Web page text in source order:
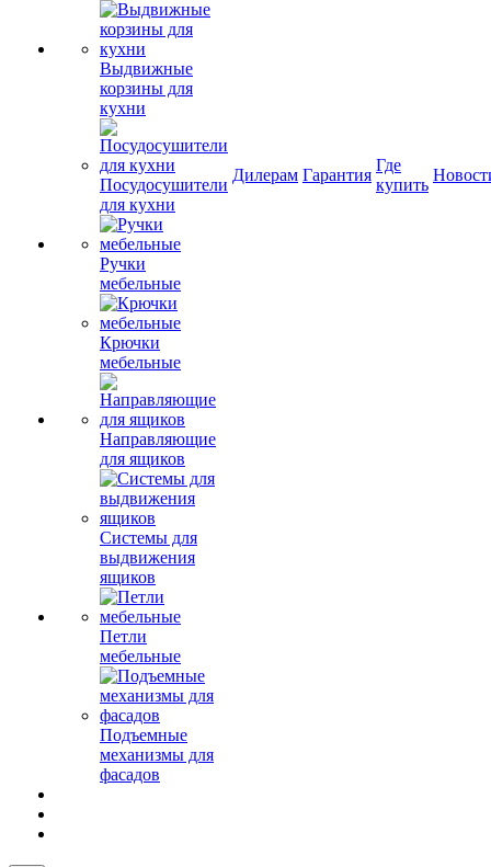
Выдвижные
корзины для
кухни
Посудосушители
для кухни
Ручки
мебельные
Крючки
мебельные
Направляющие
для ящиков
Системы для
выдвижения
ящиков
Петли
мебельные
Подъемные
механизмы для
фасадов
Дилерам Гарантия
Где
купить